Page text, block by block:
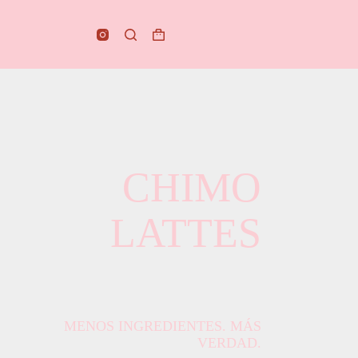
Carro
compra
CHIMO
LATTES
MENOS INGREDIENTES. MÁS
VERDAD.